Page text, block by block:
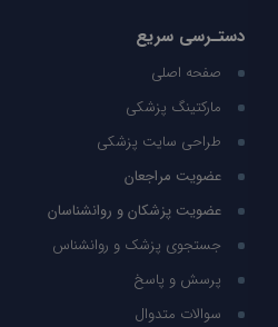
دستـرسی سریع
صفحه اصلی
مارکتینگ پزشکی
طراحی سایت پزشکی
عضویت مراجعان
عضویت پزشکان و روانشناسان
جستجوی پزشک و روانشناس
پرسش و پاسخ
سوالات متدوال